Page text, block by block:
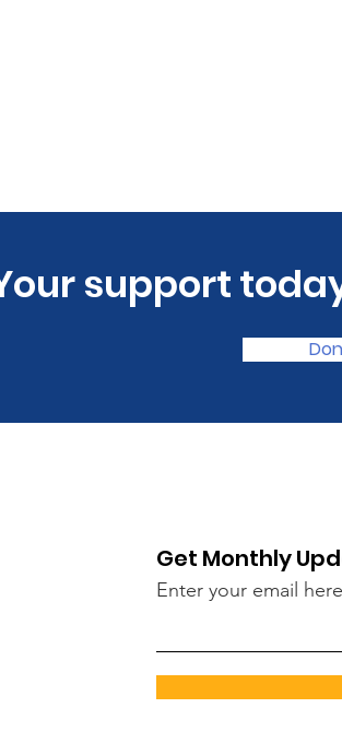
support
Get Monthly
Enter your email here